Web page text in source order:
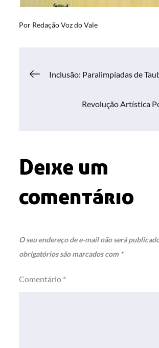
Por Redação Voz do Vale
Navegação
Inclusão: Paralimpíadas de
Revolução Artística
Deixe um
comentário
O seu endereço de e-mail não será
obrigatórios são marcados com *
Comentário *